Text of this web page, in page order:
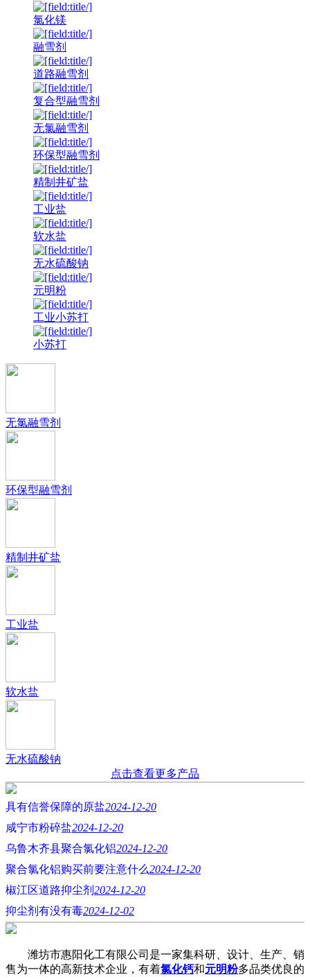
氯化镁
融雪剂
道路融雪剂
复合型融雪剂
无氯融雪剂
环保型融雪剂
精制井矿盐
工业盐
软水盐
无水硫酸钠
元明粉
工业小苏打
小苏打
无氯融雪剂
环保型融雪剂
精制井矿盐
工业盐
软水盐
无水硫酸钠
点击查看更多产品
具有信誉保障的原盐2024-12-20
咸宁市粉碎盐2024-12-20
乌鲁木齐县聚合氯化铝2024-12-20
聚合氯化铝购买前要注意什么2024-12-20
椒江区道路抑尘剂 2024-12-20
抑尘剂有没有毒2024-12-02
潍坊市惠阳化工有限公司是一家集科研、设计、生产、销
售为一体的高新技术企业，有着氯化钙和元明粉多品类优良的